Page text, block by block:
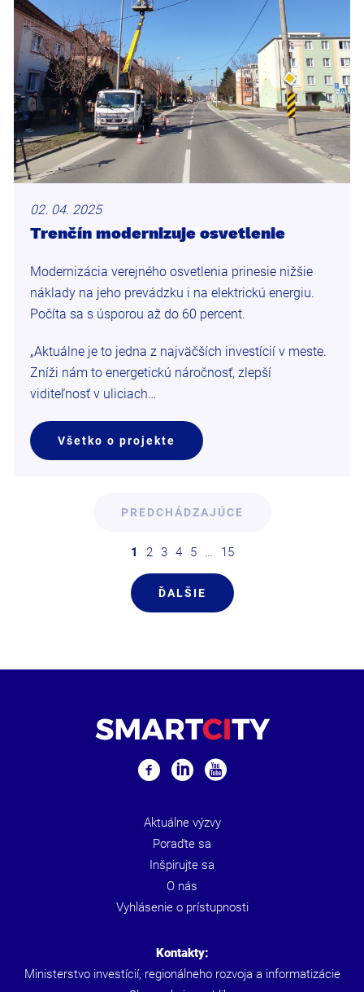
02. 04. 2025
Trenčín modernizuje osvetlenie
Modernizácia verejného osvetlenia prinesie nižšie
náklady na jeho prevádzku i na elektrickú energiu.
Počíta sa s úsporou až do 60 percent.
„Aktuálne je to jedna z najväčších investícií v meste.
Zníži nám to energetickú náročnosť, zlepší
viditeľnosť v uliciach…
Všetko o projekte
PREDCHÁDZAJÚCE
1 2 3 4 5 15
ĎALŠIE
Aktuálne výzvy
Poraďte sa
Inšpirujte sa
O nás
Vyhlásenie o prístupnosti
Kontakty:
Ministerstvo investícií, regionálneho rozvoja a informatizácie